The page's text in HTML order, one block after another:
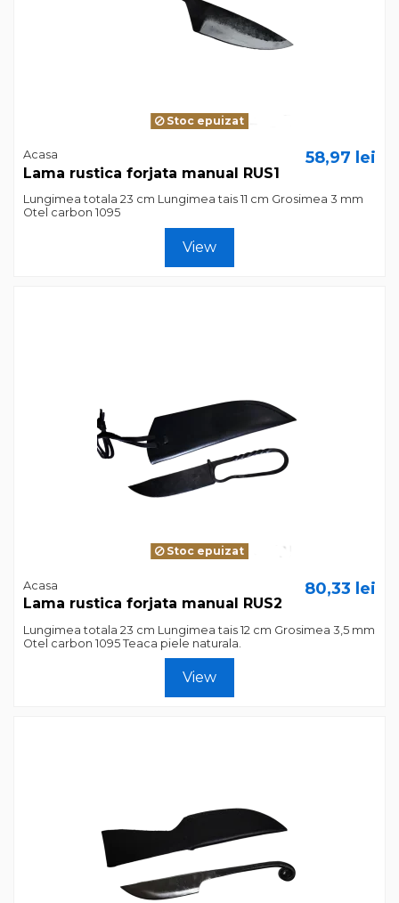
Stoc epuizat
Acasa
Lama rustica forjata manual RUS1
58,97 lei
Lungimea totala 23 cm Lungimea tais 11 cm Grosimea 3 mm
Otel carbon 1095
View
Stoc epuizat
Acasa
Lama rustica forjata manual RUS2
80,33 lei
Lungimea totala 23 cm Lungimea tais 12 cm Grosimea 3,5 mm
Otel carbon 1095 Teaca piele naturala.
View